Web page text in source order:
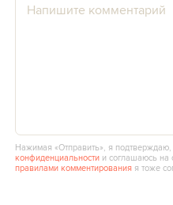
Нажимая «Отправить», я подтверждаю,
конфиденциальности и соглашаюсь на
правилами комментирования я тоже